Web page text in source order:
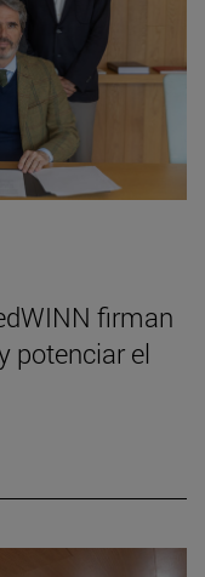
firman
potenciar el